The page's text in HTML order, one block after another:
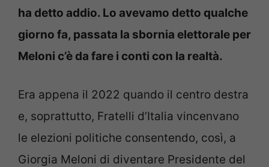
ha detto addio. Lo avevamo detto qualche
giorno fa, passata la sbornia elettorale per
Meloni c’è da fare i conti con la realtà.
Era appena il 2022 quando il centro destra
e, soprattutto, Fratelli d’Italia vincenvano
le elezioni politiche consentendo, così, a
Giorgia Meloni di diventare Presidente del